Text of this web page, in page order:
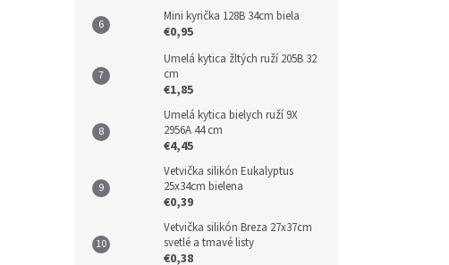
Mini kyrička 128B 34cm biela
€0,95
Umelá kytica žltých ruží 205B 32
cm
€1,85
Umelá kytica bielych ruží 9X
2956A 44 cm
€4,45
Vetvička silikón Eukalyptus
25x34cm bielena
€0,39
Vetvička silikón Breza 27x37cm
svetlé a tmavé listy
€0,38